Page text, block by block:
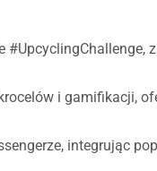
i gamifikacji,
integrując